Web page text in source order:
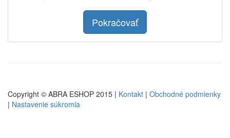
Pokračovať
Copyright © ABRA ESHOP 2015 | Kontakt | Obchodné podmienky
| Nastavenie súkromia